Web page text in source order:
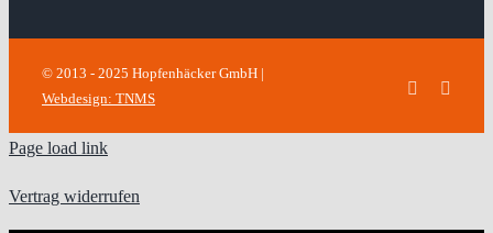
© 2013 - 2025 Hopfenhäcker GmbH |
Webdesign: TNMS
Facebook
Page load link
Vertrag widerrufen